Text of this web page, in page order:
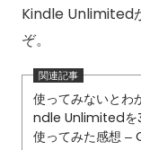
Kindle Unlimited
ぞ。
使ってみないとわ
ndle Unlimitedを
使ってみた感想 –